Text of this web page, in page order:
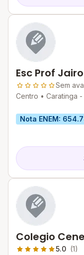
Esc Prof
Sem
Centro • Caratinga -
Nota ENEM:
Colegio
5.0 (1)